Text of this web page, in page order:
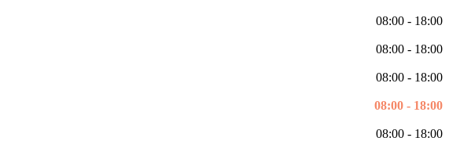
08:00 - 18:00
08:00 - 18:00
08:00 - 18:00
08:00 - 18:00
08:00 - 18:00